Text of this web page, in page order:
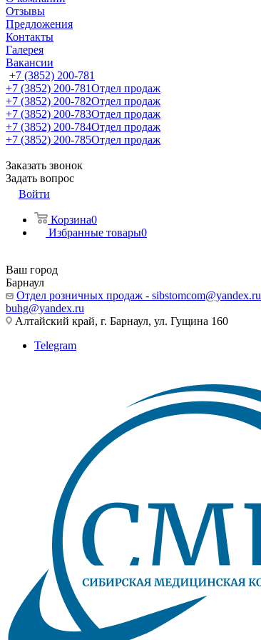
Отзывы
Предложения
Контакты
Галерея
Вакансии
+7 (3852) 200-781
+7 (3852) 200-781Отдел продаж
+7 (3852) 200-782Отдел продаж
+7 (3852) 200-783Отдел продаж
+7 (3852) 200-784Отдел продаж
+7 (3852) 200-785Отдел продаж
Заказать звонок
Задать вопрос
Войти
Корзина0
Избранные товары0
Ваш город
Барнаул
Отдел розничных продаж - sibstomcom@yandex.ru
buhg@yandex.ru
Алтайский край, г. Барнаул, ул. Гущина 160
Telegram